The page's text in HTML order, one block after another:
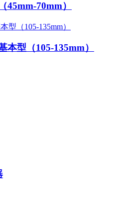
45mm-70mm）
型（105-135mm）